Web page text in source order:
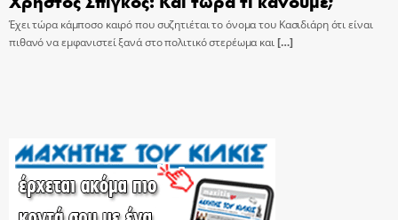
Έχει τώρα κάμποσο καιρό που συζητιέται το όνομα του Κασιδιάρη ότι είναι
πιθανό να εμφανιστεί ξανά στο πολιτικό στερέωμα και[…]